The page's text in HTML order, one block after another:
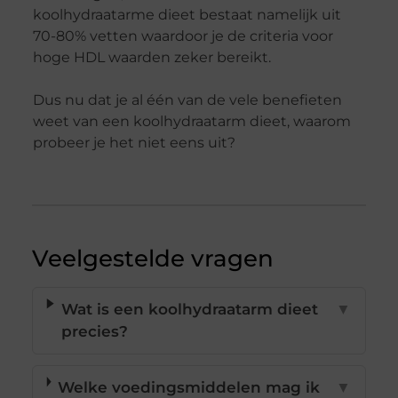
koolhydraatarme dieet bestaat namelijk uit
70-80% vetten waardoor je de criteria voor
hoge HDL waarden zeker bereikt.
Dus nu dat je al één van de vele benefieten
weet van een koolhydraatarm dieet, waarom
probeer je het niet eens uit?
Veelgestelde vragen
Wat is een koolhydraatarm dieet
precies?
▼
Welke voedingsmiddelen mag ik ▼